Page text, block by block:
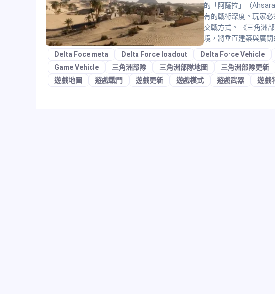
的「阿薩拉」（
有的戰術深度。玩家
交戰方式。 《三角洲
境，將垂直建築與廣闊
Delta Foce meta Delta Force loadout Delta Force Vehicle
Game Vehicle
三角洲部隊 三角洲部隊地圖 三角洲部隊更新
遊戲地圖
遊戲戰鬥 遊戲更新 遊戲模式 遊戲武器 遊戲